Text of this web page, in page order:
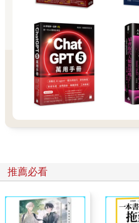
sell）也都更為警覺，更不容易買單。
如果你還不清楚學習繪圖的好處，下面
（Ron Brown）的說法：
「能繪圖是一種優勢；透過紙筆，就能
得透視、光影、解剖學和留白的藝術，
助；但要起草圖，我還是會用製圖筆，
為什麼要廣告？
這個問題每年都有學生提出（通常每班
但是通常這位抱持懷疑論的學生會持續
的沒有問題，但為什麼要勞心勞力進行
產品就好？」「你說甚麼？」我有點吃
通常這個學生會繼續說：「為什麼不用
告？就跟我們在地的車商一樣。他推出
推薦必看